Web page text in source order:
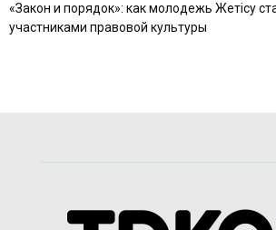
«Закон и порядок»: как молодежь Жетісу
участниками правовой культуры